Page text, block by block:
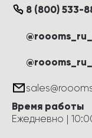
8 (800) 533-
Время работы
Ежедневно |